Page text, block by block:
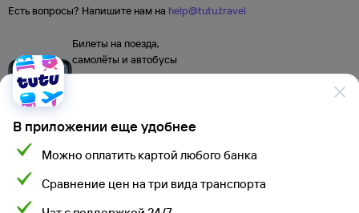
В приложении еще удобнее
Можно оплатить картой любого банка
Сравнение цен на три вида транспорта
Есть вопросы? Напишите нам на help@tutu.travel
Билеты на поезда,
самолёты и автобусы